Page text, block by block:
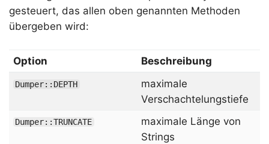
gesteuert, das allen oben genannten Methoden
übergeben wird:
Option Beschreibung
Dumper::DEPTH
maximale
Verschachtelungstiefe
Dumper::TRUNCATE
maximale Länge von
Strings